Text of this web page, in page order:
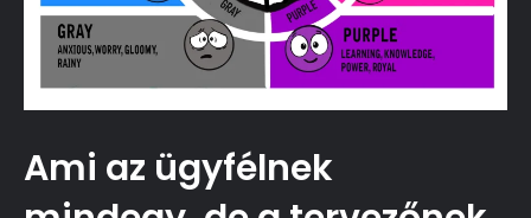
Ami az ügyfélnek